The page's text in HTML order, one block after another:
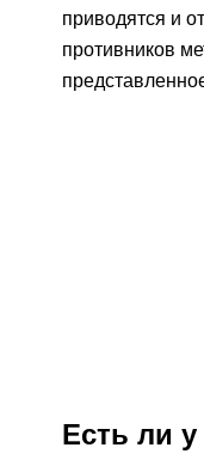
приводятся и
противников
Есть ли у